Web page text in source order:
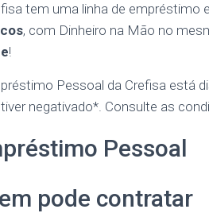
tem uma linha de empréstimo
, com Dinheiro na Mão no
!
Pessoal da Crefisa está
negativado*. Consulte as
Pessoal
pode contratar